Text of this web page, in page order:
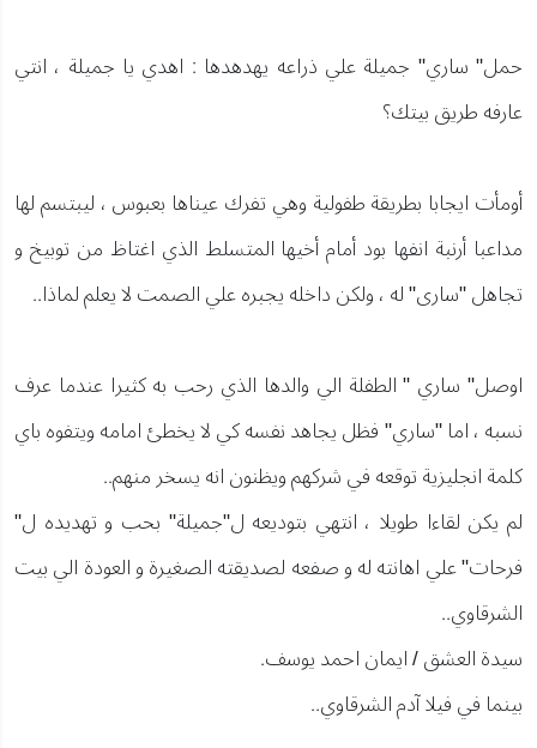
حمل" ساري" جميلة علي ذراعه يهدهدها : اهدي يا جميلة ، انتي
عارفه طريق بيتك؟
أومأت ايجابا بطريقة طفولية وهي تفرك عيناها بعبوس ، ليبتسم لها
مداعبا أرنبة انفها بود أمام أخيها المتسلط الذي اغتاظ من توبيخ و
تجاهل "سارى" له ، ولكن داخله يجبره علي الصمت لا يعلم لماذا..
اوصل" ساري " الطفلة الي والدها الذي رحب به كثيرا عندما عرف
نسبه ، اما "ساري" فظل يجاهد نفسه كي لا يخطئ امامه ويتفوه باي
كلمة انجليزية توقعه في شركهم ويظنون انه يسخر منهم..
لم يكن لقاءا طويلا ، انتهي بتوديعه ل"جميلة" بحب و تهديده ل"
فرحات" علي اهانته له و صفعه لصديقته الصغيرة و العودة الي بيت
الشرقاوي..
سيدة العشق / ايمان احمد يوسف.
بينما في فيلا آدم الشرقاوي..